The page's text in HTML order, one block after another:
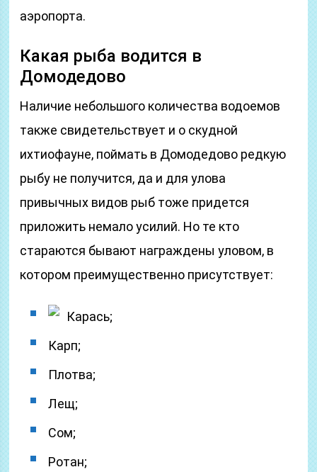
аэропорта.
Какая рыба водится в
Домодедово
Наличие небольшого количества водоемов
также свидетельствует и о скудной
ихтиофауне, поймать в Домодедово редкую
рыбу не получится, да и для улова
привычных видов рыб тоже придется
приложить немало усилий. Но те кто
стараются бывают награждены уловом, в
котором преимущественно присутствует:
Карась;
Карп;
Плотва;
Лещ;
Сом;
Ротан;